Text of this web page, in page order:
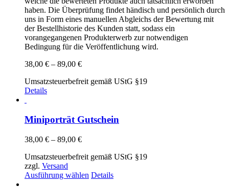
haben. Die Überprüfung findet händisch und persönlich durch
uns in Form eines manuellen Abgleichs der Bewertung mit
der Bestellhistorie des Kunden statt, sodass ein
vorangegangenen Produkterwerb zur notwendigen
Bedingung für die Veröffentlichung wird.
38,00 € – 89,00 €Preisspanne:
bis
Umsatzsteuerbefreit gemäß UStG §19
Details
Miniporträt Gutschein
38,00 € – 89,00 €Preisspanne:
bis
Umsatzsteuerbefreit gemäß UStG §19
zzgl. Versand
Ausführung wählen Dieses
Details